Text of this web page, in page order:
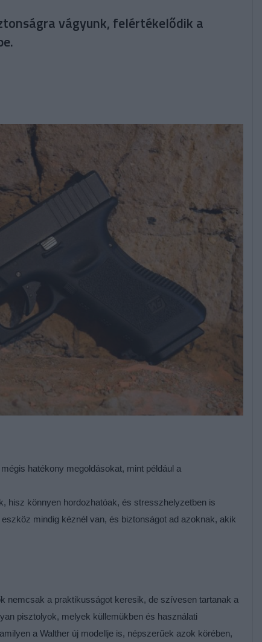
vágyunk, felértékelődik a
hatékony megoldásokat, mint például a
hisz könnyen hordozhatóak, és stresszhelyzetben is
mindig kéznél van, és biztonságot ad azoknak, akik
nemcsak a praktikusságot keresik, de szívesen tartanak a
pisztolyok, melyek küllemükben és használati
a Walther új modellje is, népszerűek azok körében,